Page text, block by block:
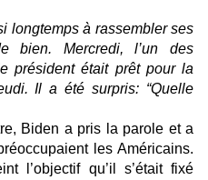
longtemps à rassembler ses
bien. Mercredi, l’un des
président était prêt pour la
Il a été surpris: “Quelle
Biden a pris la parole et a
les Américains.
l’objectif qu’il s’était fixé